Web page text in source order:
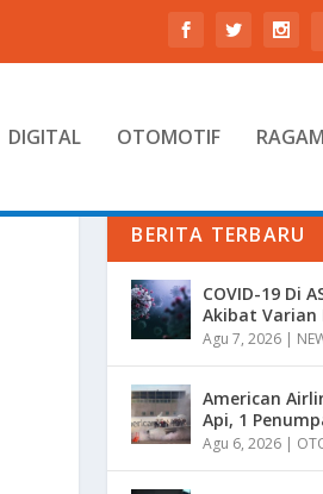
DIGITAL OTOMOTIF RAGAM
BERITA TERBARU
COVID-19 Di
Akibat Varian
Agu 7, 2026 |
American
Api, 1
Agu 6, 2026 |